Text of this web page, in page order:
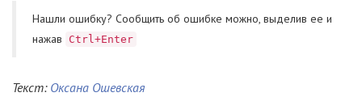
Нашли ошибку? Cообщить об ошибке можно, выделив ее и
нажав
Ctrl+Enter
Текст: Оксана Ошевская